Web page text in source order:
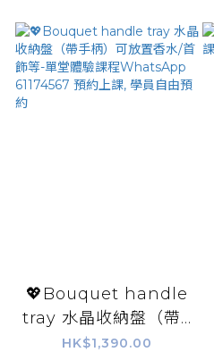
💖Bouquet handle
tray 水晶收納盤（帶...
HK$1,390.00